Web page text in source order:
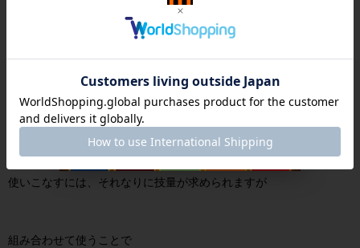
「アンチラバー」と「裏ソフト」
今までになかった全く新しいタイプのラバーです。
『裏』と『アンチ』2種類の性能を持っているので
使いこなすには、それなりに技量が求められますが
組み合わせて使うことで